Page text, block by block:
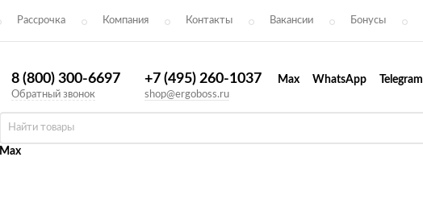
Рассрочка Компания Контакты Вакансии Бонусы
8 (800) 300-6697
Обратный звонок
+7 (495) 260-1037 Max WhatsApp Telegram
shop@ergoboss.ru
Max